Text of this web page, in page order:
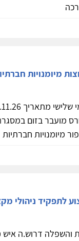
מיומנויות
הקורס מועבר בזום
מיומנויות חברתיות
לתפקיד ניהולי
והשפלה דרוש.ה איש